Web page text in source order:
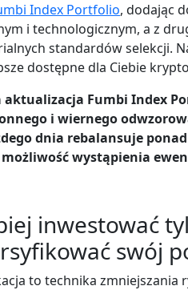
Index Portfolio, dodając
i technologicznym, a z
standardów selekcji.
dostępne dla Ciebie
aktualizacja Fumbi Index
i wiernego
dnia rebalansuje
wystąpienia
inwestować
swój
to technika zmniejszania